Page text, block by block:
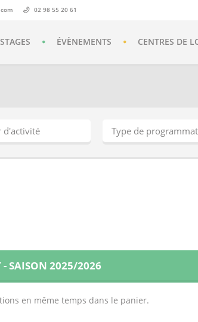
02 98 55 20 61
STAGES ÉVÈNEMENTS CENTRES DE
- SAISON 2025/2026
en même temps dans le panier.